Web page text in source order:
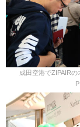
成田空港でZIPAIR